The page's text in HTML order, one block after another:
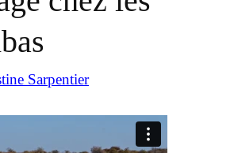
Sarpentier